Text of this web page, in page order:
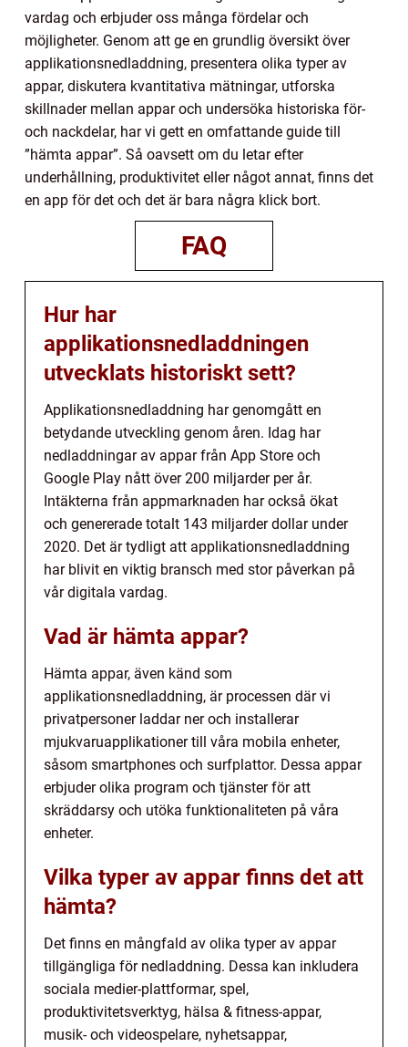
vardag och erbjuder oss många fördelar och
möjligheter. Genom att ge en grundlig översikt över
applikationsnedladdning, presentera olika typer av
appar, diskutera kvantitativa mätningar, utforska
skillnader mellan appar och undersöka historiska för-
och nackdelar, har vi gett en omfattande guide till
”hämta appar”. Så oavsett om du letar efter
underhållning, produktivitet eller något annat, finns det
en app för det och det är bara några klick bort.
FAQ
Hur har
applikationsnedladdningen
utvecklats historiskt sett?
Applikationsnedladdning har genomgått en
betydande utveckling genom åren. Idag har
nedladdningar av appar från App Store och
Google Play nått över 200 miljarder per år.
Intäkterna från appmarknaden har också ökat
och genererade totalt 143 miljarder dollar under
2020. Det är tydligt att applikationsnedladdning
har blivit en viktig bransch med stor påverkan på
vår digitala vardag.
Vad är hämta appar?
Hämta appar, även känd som
applikationsnedladdning, är processen där vi
privatpersoner laddar ner och installerar
mjukvaruapplikationer till våra mobila enheter,
såsom smartphones och surfplattor. Dessa appar
erbjuder olika program och tjänster för att
skräddarsy och utöka funktionaliteten på våra
enheter.
Vilka typer av appar finns det att
hämta?
Det finns en mångfald av olika typer av appar
tillgängliga för nedladdning. Dessa kan inkludera
sociala medier-plattformar, spel,
produktivitetsverktyg, hälsa & fitness-appar,
musik- och videospelare, nyhetsappar,